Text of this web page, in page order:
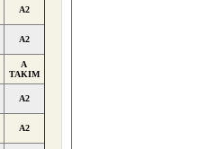
A2
A2
A
TAKIM
A2
A2